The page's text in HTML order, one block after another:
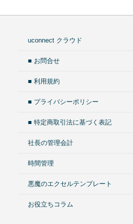
uconnect クラウド
■ お問合せ
■ 利用規約
■ プライバシーポリシー
■ 特定商取引法に基づく表記
社長の管理会計
時間管理
悪魔のエクセルテンプレート
お役立ちコラム